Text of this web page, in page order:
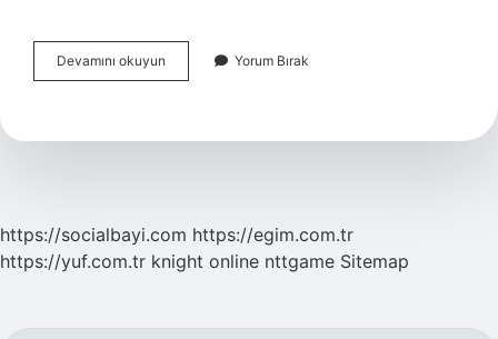
Devamını okuyun
Hangi
Yorum Bırak
https://socialbayi.com https://egim.com.tr
https://yuf.com.tr knight online nttgame Sitemap